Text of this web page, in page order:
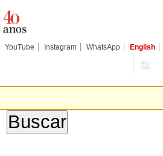
YouTube Instagram WhatsApp English